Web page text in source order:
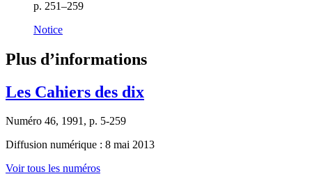
p. 251–259
Notice
Plus d’informations
Les Cahiers des dix
Numéro 46, 1991, p. 5-259
Diffusion numérique : 8 mai 2013
Voir tous les numéros